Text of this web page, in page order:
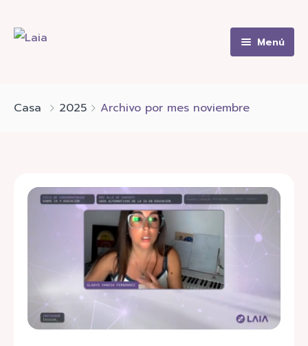
Menú
Quiénes somos
Casa 2025 Archivo por mes noviembre